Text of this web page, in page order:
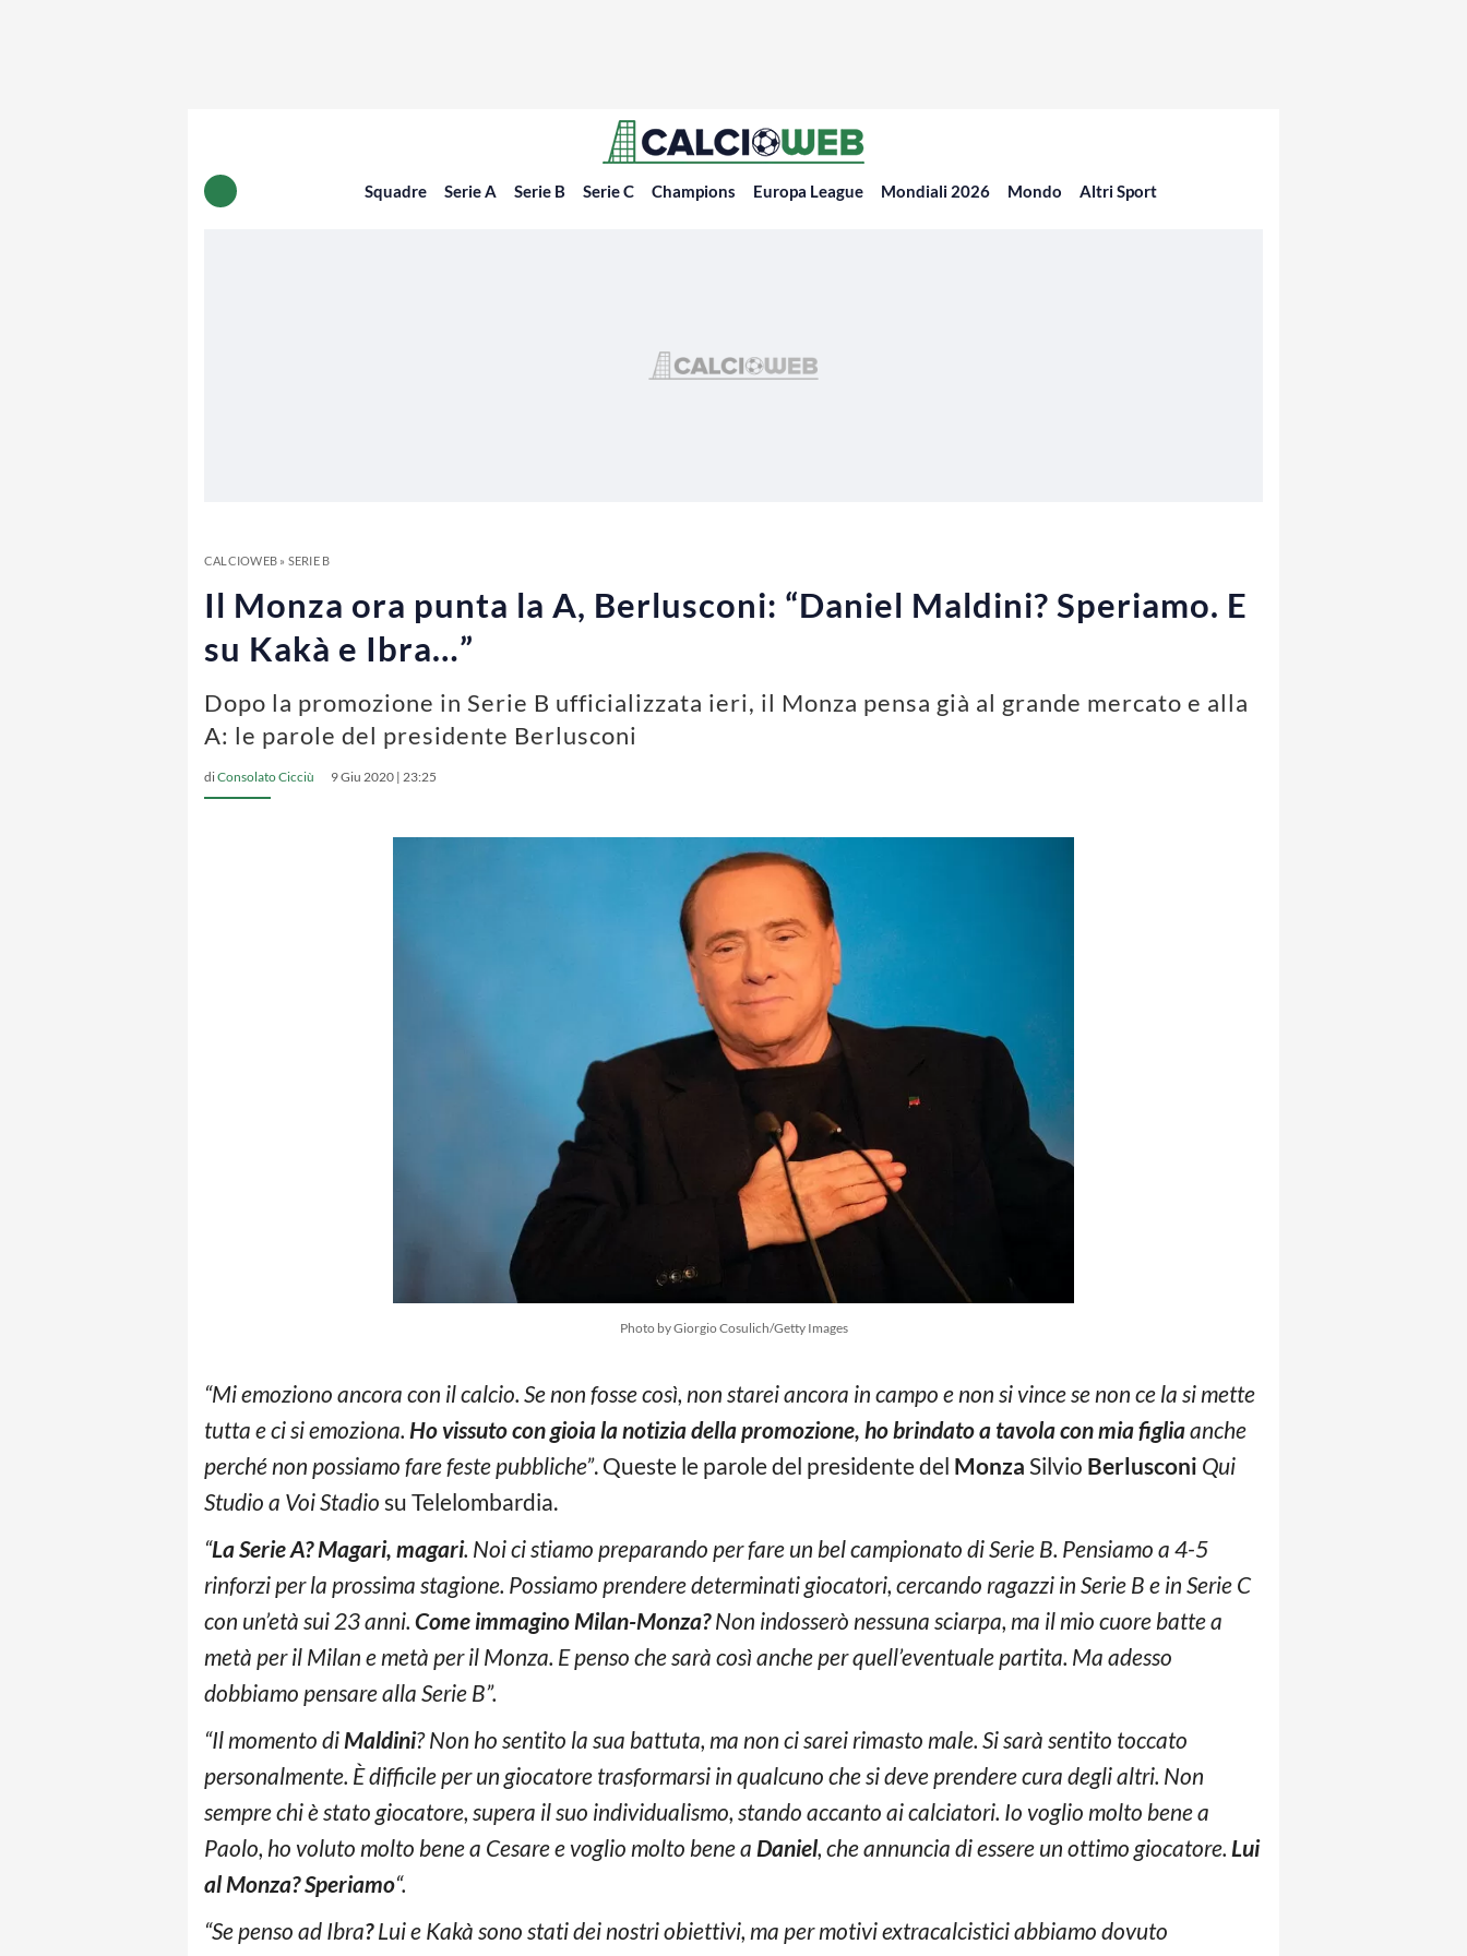
Squadre Serie A Serie B Serie C Champions Europa League Mondiali 2026 Mondo Altri Sport
CALCIOWEB» SERIE B
Il Monza ora punta la A, Berlusconi: “Daniel Maldini? Speriamo. E
su Kakà e Ibra…”
Dopo la promozione in Serie B ufficializzata ieri, il Monza pensa già al grande mercato e alla
A: le parole del presidente Berlusconi
diConsolato Cicciù 9 Giu 2020 | 23:25
Photo by Giorgio Cosulich/Getty Images
“Mi emoziono ancora con il calcio. Se non fosse così, non starei ancora in campo e non si vince se non ce la si mette
tutta e ci si emoziona. Ho vissuto con gioia la notizia della promozione, ho brindato a tavola con mia figliaanche
perché non possiamo fare feste pubbliche”. Queste le parole del presidente del Monza Silvio Berlusconi Qui
Studio a Voi Stadio su Telelombardia.
“La Serie A? Magari, magari. Noi ci stiamo preparando per fare un bel campionato di Serie B. Pensiamo a 4-5
rinforzi per la prossima stagione. Possiamo prendere determinati giocatori, cercando ragazzi in Serie B e in Serie C
con un’età sui 23 anni. Come immagino Milan-Monza?Non indosserò nessuna sciarpa, ma il mio cuore batte a
metà per il Milan e metà per il Monza. E penso che sarà così anche per quell’eventuale partita. Ma adesso
dobbiamo pensare alla Serie B”.
“Il momento di Maldini? Non ho sentito la sua battuta, ma non ci sarei rimasto male. Si sarà sentito toccato
personalmente. È difficile per un giocatore trasformarsi in qualcuno che si deve prendere cura degli altri. Non
sempre chi è stato giocatore, supera il suo individualismo, stando accanto ai calciatori. Io voglio molto bene a
Paolo, ho voluto molto bene a Cesare e voglio molto bene a Daniel, che annuncia di essere un ottimo giocatore. Lui
al Monza? Speriamo“.
“Se penso ad Ibra?Lui e Kakà sono stati dei nostri obiettivi, ma per motivi extracalcistici abbiamo dovuto